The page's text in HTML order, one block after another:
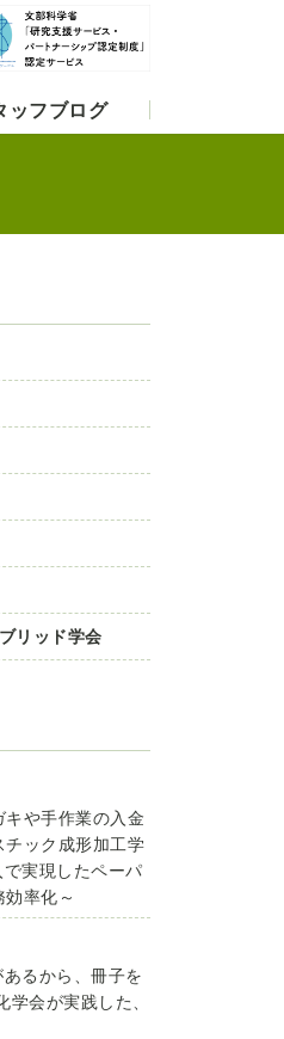
ッフブログ
リッド学会
キや手作業の入金
ック成形加工学
実現したペーパ
率化～
るから、冊子を
会が実践した、